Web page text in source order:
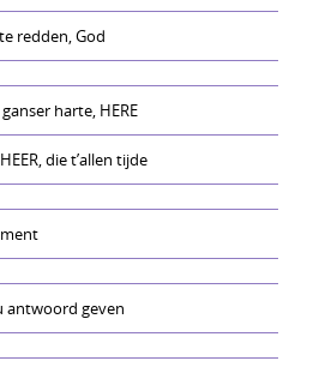
redden, God
harte, HERE
die t’allen tijde
antwoord geven